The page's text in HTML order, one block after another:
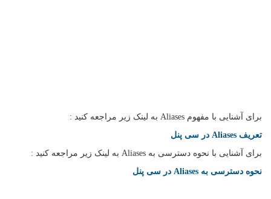
برای آشنایی با مفهوم Aliases به لینک زیر مراجعه کنید :
تعریف Aliases در سی پنل
برای آشنایی با نحوه دسترسی به Aliases به لینک زیر مراجعه کنید :
نحوه دسترسی به Aliases در سی پنل